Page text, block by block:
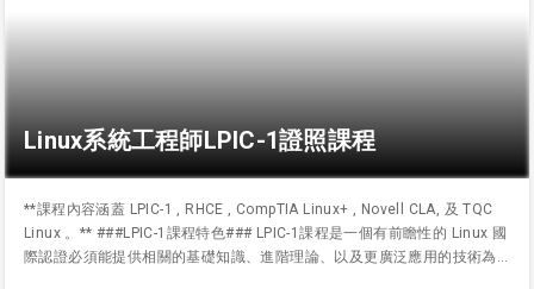
Linux系統工程師LPIC-1證照課程
**課程內容涵蓋 LPIC-1 , RHCE , CompTIA Linux+ , Novell CLA, 及 TQC
Linux 。** ###LPIC-1課程特色### LPIC-1課程是一個有前瞻性的 Linux 國
際認證必須能提供相關的基礎知識、進階理論、以及更廣泛應用的技術為